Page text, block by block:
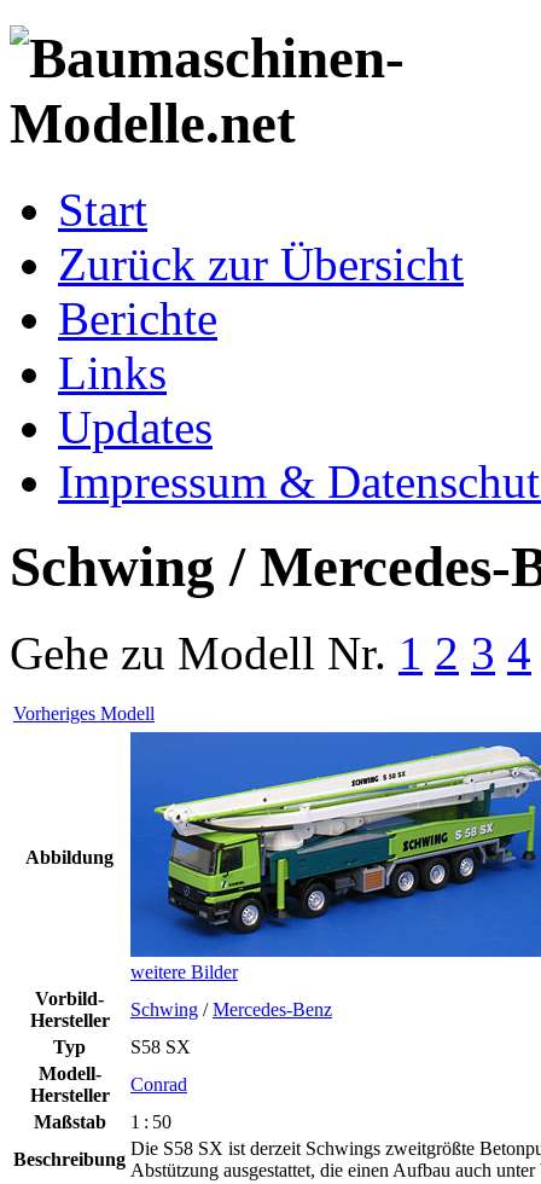
Start
Zurück zur Übersicht
Berichte
Links
Updates
Impressum &
Schwing / Mercedes-
Gehe zu Modell Nr. 1 2 3 4
Vorheriges Modell
Abbildung
weitere Bilder
Vorbild-
Hersteller
Schwing /Mercedes-Benz
Typ
S58 SX
Modell-
Hersteller
Conrad
Maßstab
1 : 50
Beschreibung
Die S58 SX ist derzeit Schwings zweitgrößte
Abstützung ausgestattet, die einen Aufbau auch